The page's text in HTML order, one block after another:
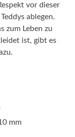
vor dieser
ablegen.
zum Leben zu
ist, gibt es
mm